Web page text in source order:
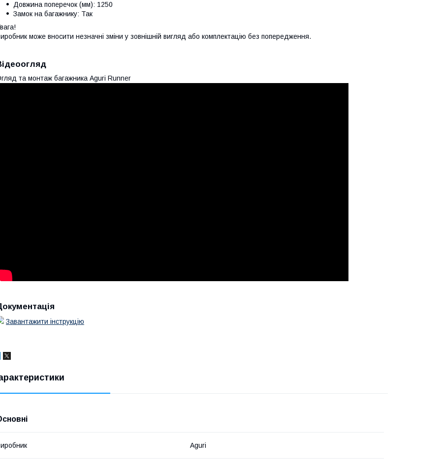
Довжина поперечок (мм): 1250
Замок на багажнику: Так
може вносити незначні зміни у зовнішній вигляд або комплектацію без попередження.
та монтаж багажника Aguri Runner
Завантажити інструкцію
Aguri